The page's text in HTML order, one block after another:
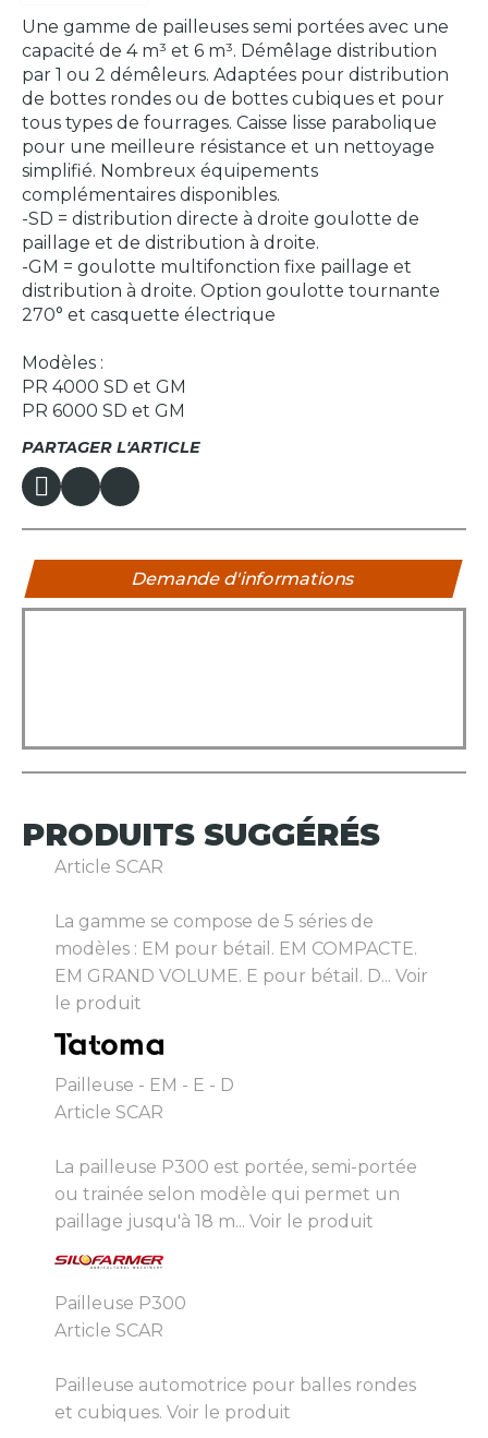
PARTAGER L'ARTICLE
Une gamme de pailleuses semi portées avec une
capacité de 4 m³ et 6 m³. Démêlage distribution
par 1 ou 2 démêleurs. Adaptées pour distribution
de bottes rondes ou de bottes cubiques et pour
tous types de fourrages. Caisse lisse parabolique
pour une meilleure résistance et un nettoyage
simplifié. Nombreux équipements
complémentaires disponibles.
-SD = distribution directe à droite goulotte de
paillage et de distribution à droite.
-GM = goulotte multifonction fixe paillage et
distribution à droite. Option goulotte tournante
270° et casquette électrique
Modèles :
PR 4000 SD et GM
PR 6000 SD et GM
Demande d'informations
PRODUITS SUGGÉRÉS
Article SCAR
La gamme se compose de 5 séries de
modèles : EM pour bétail. EM COMPACTE.
EM GRAND VOLUME. E pour bétail. D... Voir
le produit
Pailleuse - EM - E - D
Article SCAR
La pailleuse P300 est portée, semi-portée
ou trainée selon modèle qui permet un
paillage jusqu'à 18 m... Voir le produit
Pailleuse P300
Article SCAR
Pailleuse automotrice pour balles rondes
et cubiques. Voir le produit